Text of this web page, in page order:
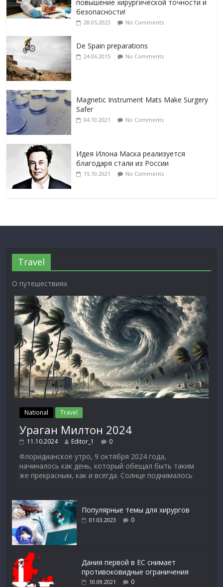
повышение хирургической точности и
безопасности!
28.05.2023 No Comments
De Spain preparations
24.06.2015 No Comments
Magnetic Instrument Mats Make Surgery
Safer
04.10.2021 No Comments
Идея Илона Маска реализуется
благодаря стали из России
15.10.2021 No Comments
Travel
О путешествиях
National Travel
Ураган Милтон 2024
11.10.2024 Editor_1 0
Флоридианское утро, 9 октября 2024 года,
начиналось как день, который обещал быть таким
же прекрасным, как и всегда. Солнце поднималось
Популярные темы для хирургов
01.03.2023 0
Дания первой в ЕС снимает
противоковидные ограничения
10.09.2021 0